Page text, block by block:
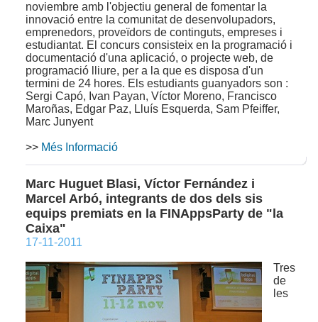
noviembre amb l'objectiu general de fomentar la
innovació entre la comunitat de desenvolupadors,
emprenedors, proveïdors de continguts, empreses i
estudiantat. El concurs consisteix en la programació i
documentació d'una aplicació, o projecte web, de
programació lliure, per a la que es disposa d'un
termini de 24 hores. Els estudiants guanyadors son :
Sergi Capó, Ivan Payan, Víctor Moreno, Francisco
Maroñas, Edgar Paz, Lluís Esquerda, Sam Pfeiffer,
Marc Junyent
>> Més Informació
Marc Huguet Blasi, Víctor Fernández i
Marcel Arbó, integrants de dos dels sis
equips premiats en la FINAppsParty de "la
Caixa"
17-11-2011
Tres
de
les